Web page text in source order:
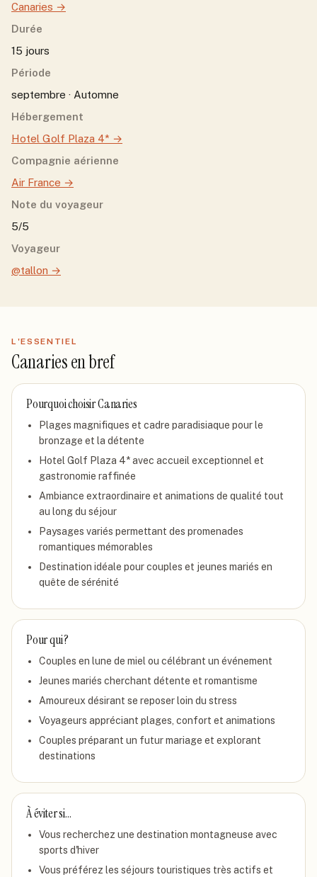
Canaries →
Durée
15 jours
Période
septembre · Automne
Hébergement
Hotel Golf Plaza 4* →
Compagnie aérienne
Air France →
Note du voyageur
5/5
Voyageur
@tallon →
L'ESSENTIEL
Canariesen bref
Pourquoi choisirCanaries
Plages magnifiques et cadre paradisiaque pour le
bronzage et la détente
Hotel Golf Plaza 4* avec accueil exceptionnel et
gastronomie raffinée
Ambiance extraordinaire et animations de qualité tout
au long du séjour
Paysages variés permettant des promenades
romantiques mémorables
Destination idéale pour couples et jeunes mariés en
quête de sérénité
Pour qui ?
Couples en lune de miel ou célébrant un événement
Jeunes mariés cherchant détente et romantisme
Amoureux désirant se reposer loin du stress
Voyageurs appréciant plages, confort et animations
Couples préparant un futur mariage et explorant
destinations
À éviter si…
Vous recherchez une destination montagneuse avec
sports d'hiver
Vous préférez les séjours touristiques très actifs et